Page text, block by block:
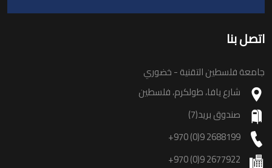
اتصل بنا
جامعة فلسطين التقنية - خضوري
شارع يافا، طولكرم، فلسطين
صندوق بريد(7)
+970 (0)9 2688199
+970 (0)9 2677922